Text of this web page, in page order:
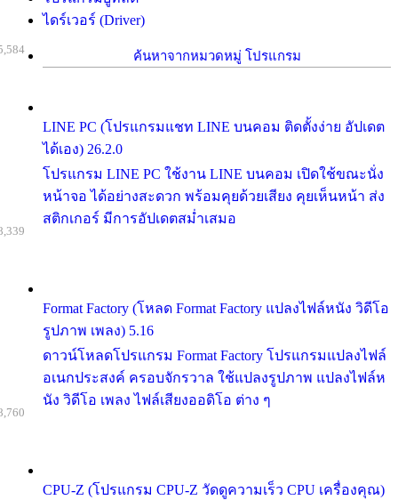
ไดร์เวอร์ (Driver)
ค้นหาจากหมวดหมู่ โปรแกรม
LINE PC (โปรแกรมแชท LINE บนคอม ติดตั้งง่าย อัปเดต
ได้เอง) 26.2.0
โปรแกรม LINE PC ใช้งาน LINE บนคอม เปิดใช้ขณะนั่ง
หน้าจอ ได้อย่างสะดวก พร้อมคุยด้วยเสียง คุยเห็นหน้า ส่ง
สติกเกอร์ มีการอัปเดตสม่ำเสมอ
Format Factory (โหลด Format Factory แปลงไฟล์หนัง วิดีโอ
รูปภาพ เพลง) 5.16
ดาวน์โหลดโปรแกรม Format Factory โปรแกรมแปลงไฟล์
อเนกประสงค์ ครอบจักรวาล ใช้แปลงรูปภาพ แปลงไฟล์ห
นัง วิดีโอ เพลง ไฟล์เสียงออดิโอ ต่าง ๆ
CPU-Z (โปรแกรม CPU-Z วัดดูความเร็ว CPU เครื่องคุณ)